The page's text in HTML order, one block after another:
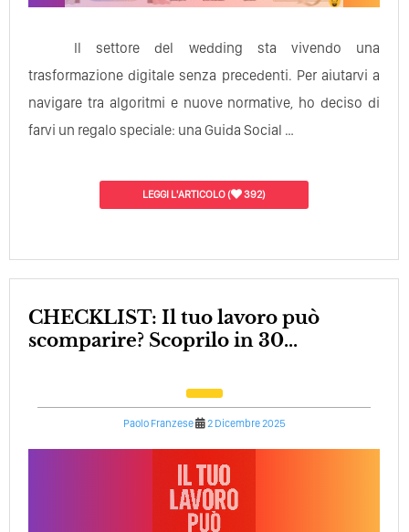
Il settore del wedding sta vivendo una
trasformazione digitale senza precedenti. Per aiutarvi a
navigare tra algoritmi e nuove normative, ho deciso di
farvi un regalo speciale: una Guida Social …
LEGGI L'ARTICOLO( 392)
CHECKLIST: Il tuo lavoro può
scomparire? Scoprilo in 30...
Paolo Franzese 2 Dicembre 2025